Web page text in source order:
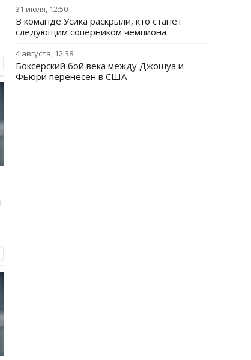
31 июля, 12:50
В команде Усика раскрыли, кто станет
следующим соперником чемпиона
4 августа, 12:38
Боксерский бой века между Джошуа и
Фьюри перенесен в США